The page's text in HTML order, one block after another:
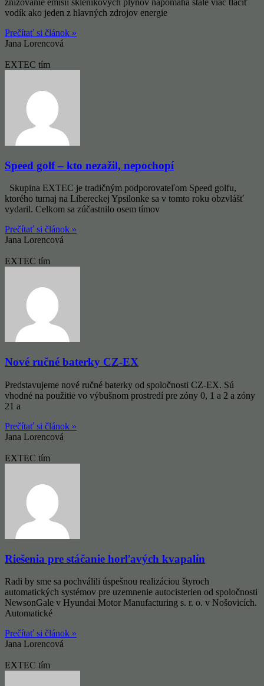
znižovanie emisií skleníkových plynov napomáha stále viac tlačiť
vodík ako jeden z hlavných zdrojov energie
Prečítať si článok »
Jana Lorencová
EXTEC tím
Speed golf – kto nezažil, nepochopí
Skupina EXTEC je tradičným podporovateľom Speed ​​golfu,
ktorého turnaj na Libereckej Ypsilonke sa v tomto roku obzvlášť
vydaril. Celkom sa zúčastnilo osem tímov
Prečítať si článok »
Jana Lorencová
EXTEC tím
Nové ručné baterky CZ-EX
Predstavujeme nové ručné baterky od spoločnosti CZ-EX. Sú
vhodné na použitie vo výbušnom prostredí pre zóny 0, 1 a 2 a zóny
21 a
Prečítať si článok »
Jana Lorencová
EXTEC tím
Riešenia pre stáčanie horľavých kvapalín
Radi by sme sa pochválili úspešnou realizáciou štyroch
automatických systémov pre uzemnenie autocisterien od spoločnosti
NewsonGale v Hyundai Motor Manufacturing s. r. o. v Nošovicích.
Automatické
Prečítať si článok »
Jana Lorencová
EXTEC tím